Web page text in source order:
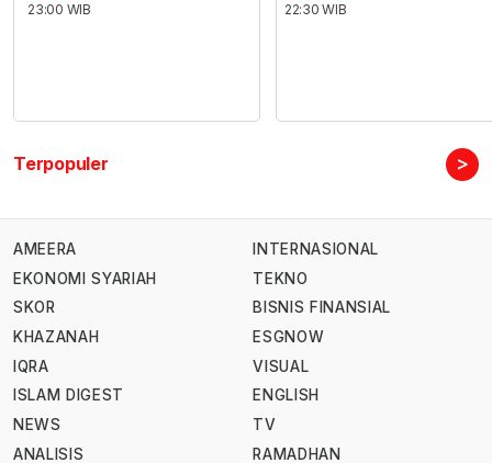
23:00 WIB
22:30 WIB
Terpopuler >
AMEERA
EKONOMI SYARIAH
SKOR
KHAZANAH
IQRA
ISLAM DIGEST
NEWS
ANALISIS
INTERNASIONAL
TEKNO
BISNIS FINANSIAL
ESGNOW
VISUAL
ENGLISH
TV
RAMADHAN